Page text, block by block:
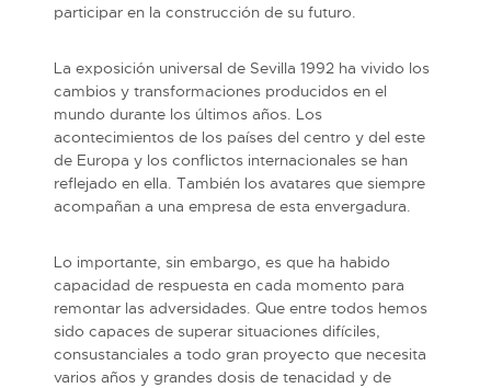
participar en la construcción de su futuro.
La exposición universal de Sevilla 1992 ha vivido los
cambios y transformaciones producidos en el
mundo durante los últimos años. Los
acontecimientos de los países del centro y del este
de Europa y los conflictos internacionales se han
reflejado en ella. También los avatares que siempre
acompañan a una empresa de esta envergadura.
Lo importante, sin embargo, es que ha habido
capacidad de respuesta en cada momento para
remontar las adversidades. Que entre todos hemos
sido capaces de superar situaciones difíciles,
consustanciales a todo gran proyecto que necesita
varios años y grandes dosis de tenacidad y de